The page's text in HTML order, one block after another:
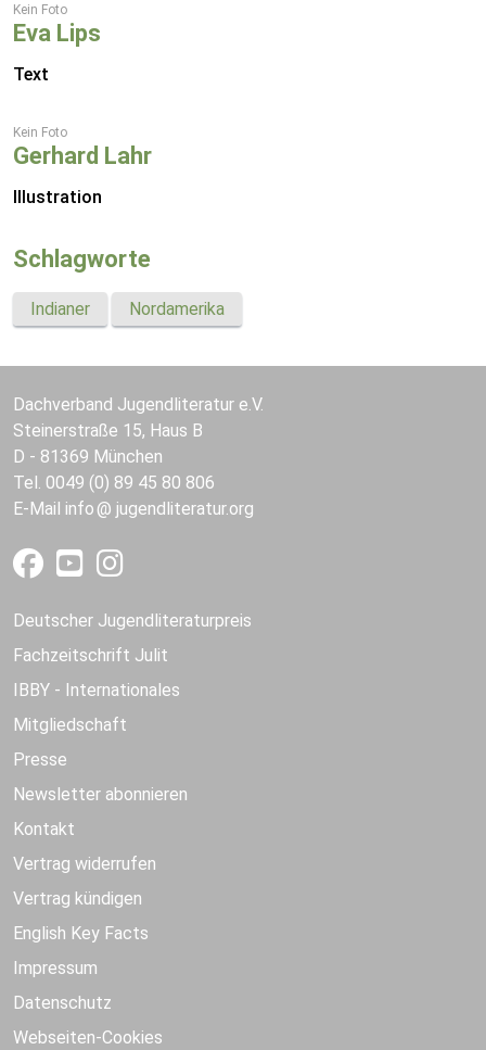
Kein Foto
Eva Lips
Text
Kein Foto
Gerhard Lahr
Illustration
Schlagworte
Indianer Nordamerika
Dachverband Jugendliteratur e.V.
Steinerstraße 15, Haus B
D - 81369 München
Tel. 0049 (0) 89 45 80 806
E-Mail info jugendliteratur.org
Deutscher Jugendliteraturpreis
Fachzeitschrift Julit
IBBY - Internationales
Mitgliedschaft
Presse
Newsletter abonnieren
Kontakt
Vertrag widerrufen
Vertrag kündigen
English Key Facts
Impressum
Datenschutz
Webseiten-Cookies